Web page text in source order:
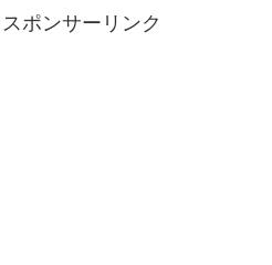
スポンサーリンク